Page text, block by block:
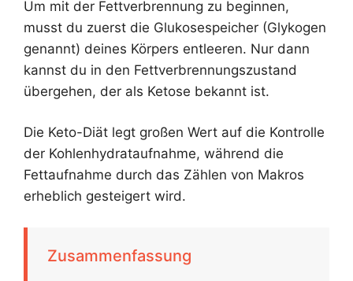
Um mit der Fettverbrennung zu beginnen,
musst du zuerst die Glukosespeicher (Glykogen
genannt) deines Körpers entleeren. Nur dann
kannst du in den Fettverbrennungszustand
übergehen, der als Ketose bekannt ist.
Die Keto-Diät legt großen Wert auf die Kontrolle
der Kohlenhydrataufnahme, während die
Fettaufnahme durch das Zählen von Makros
erheblich gesteigert wird.
Zusammenfassung